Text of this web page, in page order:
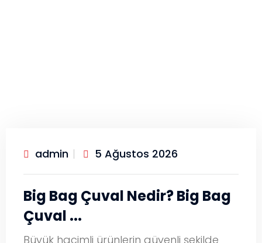
admin 5 Ağustos 2026
Big Bag Çuval Nedir? Big Bag
Çuval ...
Büyük hacimli ürünlerin güvenli şekilde